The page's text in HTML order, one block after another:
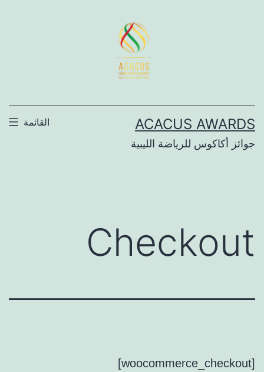
ACACUS AWARDS
جوائز أكاكوس للرياضة الليبية
القائمة
Checkout
[woocommerce_checkout]